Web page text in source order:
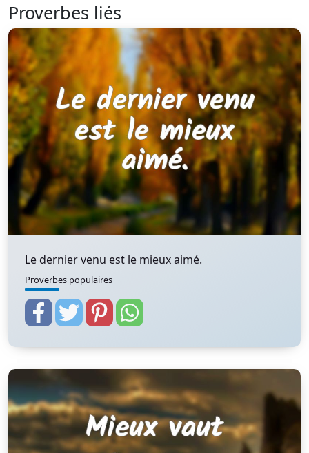
Proverbes liés
Le dernier venu est le mieux aimé.
Proverbes populaires